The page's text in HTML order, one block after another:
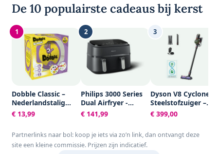
De 10 populairste cadeaus bij kerst
1
Dobble Classic –
Nederlandstalig
Kaartspel voor 2 tot
8 spelers - Leuk
jaar - Het
razendsnelle
€ 13,99
2
Philips 3000 Series
Dual Airfryer -
NA351/00 - Dubbele
Mand - 9L - Tot 6
Zwart/Zilver
€ 141,99
3
Dyson V8 Cyclone –
Steelstofzuiger –
150AW – 60 min
€ 399,00
Partnerlinks naar bol: koop je iets via zo’n link, dan ontvangt deze
site een kleine commissie. Prijzen zijn indicatief.